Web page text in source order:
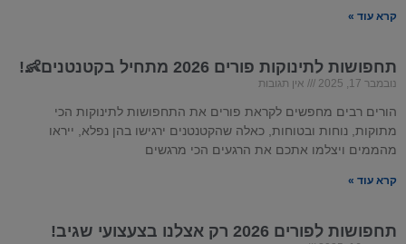
קרא עוד »
תחפושות לתינוקות פורים 2026 מתחיל בקטנטנים👶!
נובמבר 17, 2025 אין תגובות
הורים רבים מחפשים לקראת פורים את התחפושות לתינוקות הכי
מתוקות, נוחות ובטוחות, כאלה שהקטנטנים ירגישו בהן נפלא, ייראו
מהממים ויצלמו אתכם את הרגעים הכי מרגשים
קרא עוד »
תחפושות לפורים 2026 רק אצלנו בצעצועי שגיב!